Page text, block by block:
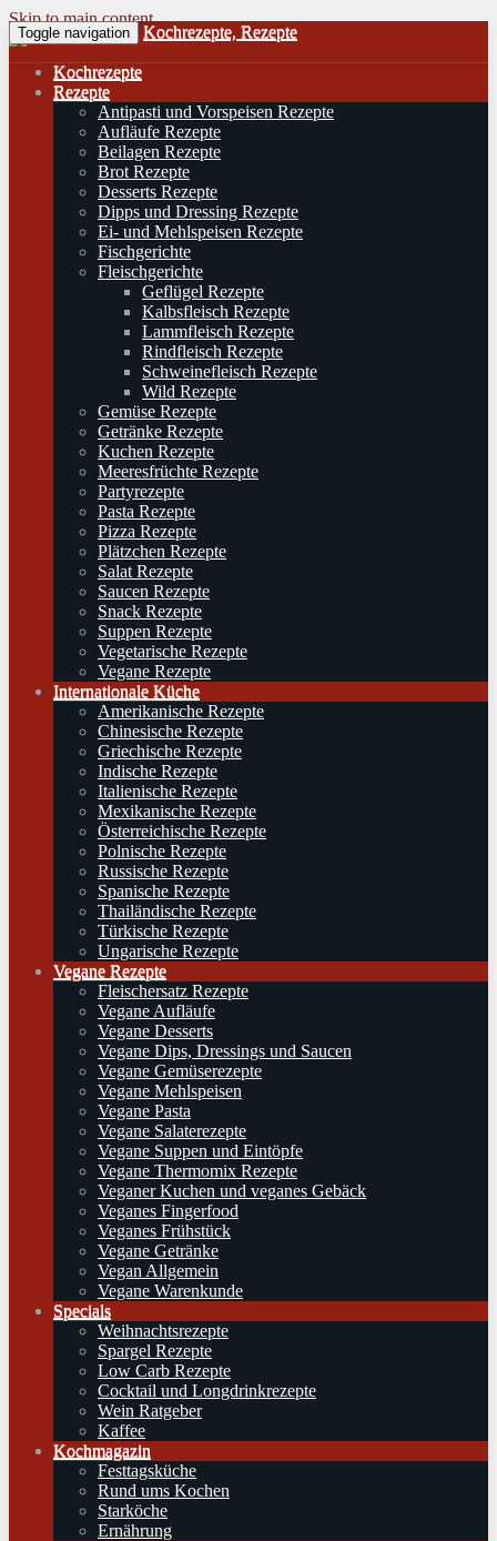
Skip to main content
Toggle navigation Kochrezepte, Rezepte
Kochrezepte
Rezepte
Antipasti und Vorspeisen Rezepte
Aufläufe Rezepte
Beilagen Rezepte
Brot Rezepte
Desserts Rezepte
Dipps und Dressing Rezepte
Ei- und Mehlspeisen Rezepte
Fischgerichte
Fleischgerichte
Geflügel Rezepte
Kalbsfleisch Rezepte
Lammfleisch Rezepte
Rindfleisch Rezepte
Schweinefleisch Rezepte
Wild Rezepte
Gemüse Rezepte
Getränke Rezepte
Kuchen Rezepte
Meeresfrüchte Rezepte
Partyrezepte
Pasta Rezepte
Pizza Rezepte
Plätzchen Rezepte
Salat Rezepte
Saucen Rezepte
Snack Rezepte
Suppen Rezepte
Vegetarische Rezepte
Vegane Rezepte
Internationale Küche
Amerikanische Rezepte
Chinesische Rezepte
Griechische Rezepte
Indische Rezepte
Italienische Rezepte
Mexikanische Rezepte
Österreichische Rezepte
Polnische Rezepte
Russische Rezepte
Spanische Rezepte
Thailändische Rezepte
Türkische Rezepte
Ungarische Rezepte
Vegane Rezepte
Fleischersatz Rezepte
Vegane Aufläufe
Vegane Desserts
Vegane Dips, Dressings und Saucen
Vegane Gemüserezepte
Vegane Mehlspeisen
Vegane Pasta
Vegane Salaterezepte
Vegane Suppen und Eintöpfe
Vegane Thermomix Rezepte
Veganer Kuchen und veganes Gebäck
Veganes Fingerfood
Veganes Frühstück
Vegane Getränke
Vegan Allgemein
Vegane Warenkunde
Specials
Weihnachtsrezepte
Spargel Rezepte
Low Carb Rezepte
Cocktail und Longdrinkrezepte
Wein Ratgeber
Kaffee
Kochmagazin
Festtagsküche
Rund ums Kochen
Starköche
Ernährung